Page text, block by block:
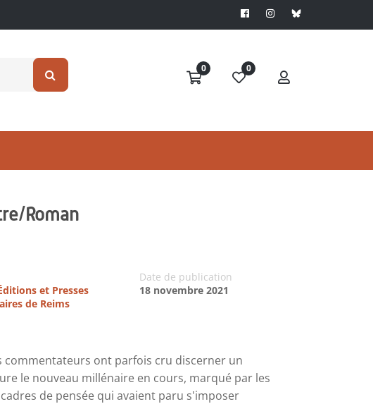
0 0
Roman
et Presses
de Reims
Date de publication
18 novembre 2021
commentateurs ont parfois cru discerner un
le nouveau millénaire en cours, marqué par les
de pensée qui avaient paru s'imposer